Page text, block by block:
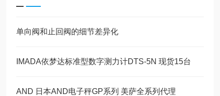
单向阀和止回阀的细节差异化
IMADA依梦达标准型数字测力计DTS-5N 现货15台
AND 日本AND电子秤GP系列 美萨全系列代理